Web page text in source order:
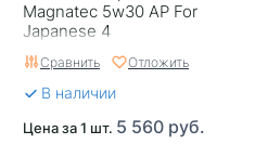
Срок годности в днях
Тип двигателя
Применяемость
Magnatec 5w30 AP For
Japanese 4
Сравнить Отложить
В наличии
Цена за 1 шт. 5 560 руб.